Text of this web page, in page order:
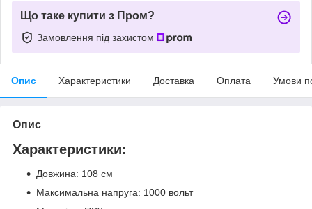
Що таке купити з Пром?
Замовлення під захистом
Опис Характеристики Доставка Оплата Умови
Опис
Характеристики:
Довжина: 108 см
Максимальна напруга: 1000 вольт